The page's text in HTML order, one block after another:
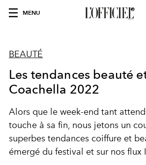
MENU
BEAUTÉ
Les tendances beauté
Coachella 2022
Alors que le week-end tant
touche à sa fin, nous jetons un
superbes tendances coiffure et
émergé du festival et sur nos flux